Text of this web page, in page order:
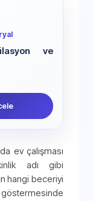
ve
ev çalışması
adı gibi
hangi beceriyi
göstermesinde